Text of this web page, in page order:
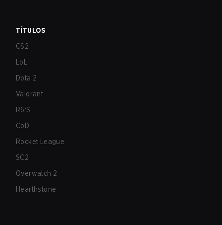
TÍTULOS
CS2
LoL
Dota 2
Valorant
R6:S
CoD
Rocket League
SC2
Overwatch 2
Hearthstone